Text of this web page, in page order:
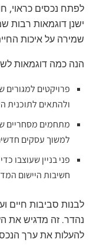
לפתח נכסים כראוי,
ישנן דוגמאות רבות
שמירה על איכות
הנה כמה דוגמאות
פרויקטים למגורים
ולהתאים לתוכנית
מתחמים מסחריים
למשוך עסקים
פני בניין שעוצבו
חשיבות היישום
לבנות סביבות חיים
נהדר. זה מדגיש את
להעלות את ערך